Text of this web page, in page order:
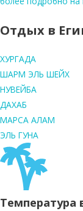
Отдых в
ХУРГАДА
ШАРМ ЭЛЬ ШЕЙХ
НУВЕЙБА
ДАХАБ
МАРСА АЛАМ
ЭЛЬ ГУНА
Температура